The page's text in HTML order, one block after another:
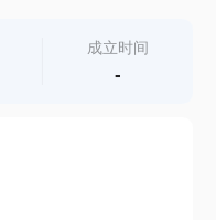
成立时间
-